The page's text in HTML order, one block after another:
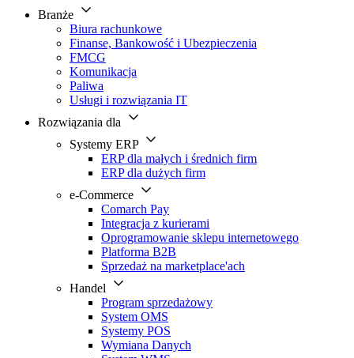
Branże
Biura rachunkowe
Finanse, Bankowość i Ubezpieczenia
FMCG
Komunikacja
Paliwa
Usługi i rozwiązania IT
Rozwiązania dla
Systemy ERP
ERP dla małych i średnich firm
ERP dla dużych firm
e-Commerce
Comarch Pay
Integracja z kurierami
Oprogramowanie sklepu internetowego
Platforma B2B
Sprzedaż na marketplace'ach
Handel
Program sprzedażowy
System OMS
Systemy POS
Wymiana Danych